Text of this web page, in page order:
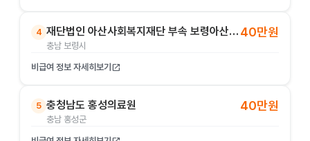
4 재단법인 아산사회복지재단 부속 보령아산병원
충남 보령시
40만원
비급여 정보 자세히보기 open_in_new
5 충청남도 홍성의료원
충남 홍성군
40만원